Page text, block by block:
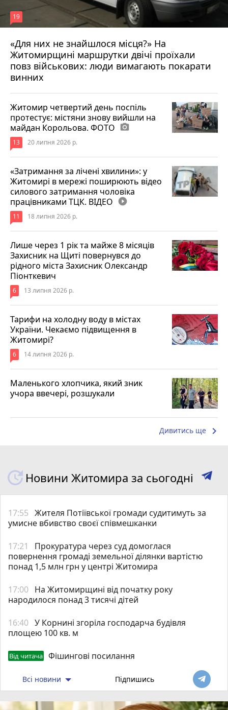
«Для них не знайшлося місця?» На
Житомирщині маршрутки двічі проїхали
повз військових: люди вимагають покарати
винних
19
17 липня 2026 р.
Житомир четвертий день поспіль
протестує: містяни знову вийшли на
майдан Корольова. ФОТО photo_camera
13 20 липня 2026 р.
«Затримання за лічені хвилини»: у
Житомирі в мережі поширюють відео
силового затримання чоловіка
працівниками ТЦК. ВІДЕО play_circle_filled
11 18 липня 2026 р.
Лише через 1 рік та майже 8 місяців
Захисник на Щиті повернувся до
рідного міста Захисник Олександр
Піонткевич
6 13 липня 2026 р.
Тарифи на холодну воду в містах
України. Чекаємо підвищення в
Житомирі?
6 14 липня 2026 р.
Маленького хлопчика, який зник
учора ввечері, розшукали
Дивитись ще keyboard_arrow_right
Новини Житомира за сьогодні
17:55 Жителя Потіївської громади судитимуть за
умисне вбивство своєї співмешканки
17:21
Прокуратура через суд домоглася
повернення громаді земельної ділянки вартістю
понад 1,5 млн грн у центрі Житомира
17:00 На Житомирщині від початку року
народилося понад 3 тисячі дітей
16:40 У Корнині згоріла господарча будівля
площею 100 кв. м
Від читача Фішингові посилання
Всі новини Підпишись